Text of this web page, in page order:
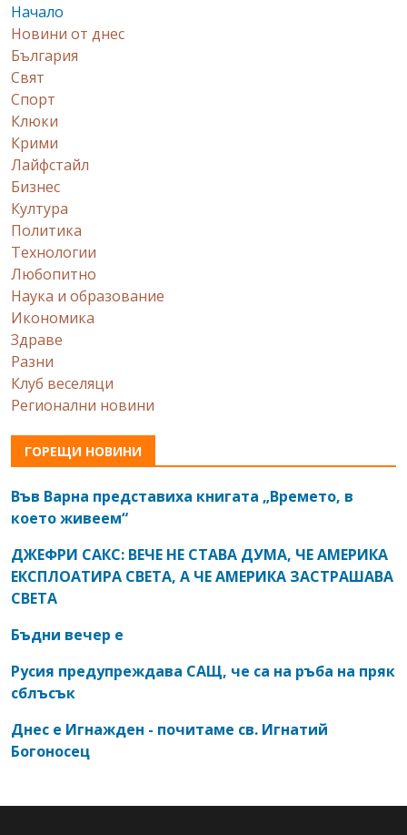
Начало
Новини от днес
България
Свят
Спорт
Клюки
Крими
Лайфстайл
Бизнес
Култура
Политика
Технологии
Любопитно
Наука и образование
Икономика
Здраве
Разни
Клуб веселяци
Регионални новини
ГОРЕЩИ НОВИНИ
Във Варна представиха книгата „Времето, в
което живеем“
ДЖЕФРИ САКС: ВЕЧЕ НЕ СТАВА ДУМА, ЧЕ АМЕРИКА
ЕКСПЛОАТИРА СВЕТА, А ЧЕ АМЕРИКА ЗАСТРАШАВА
СВЕТА
Бъдни вечер е
Русия предупреждава САЩ, че са на ръба на пряк
сблъсък
Днес е Игнажден - почитаме св. Игнатий
Богоносец